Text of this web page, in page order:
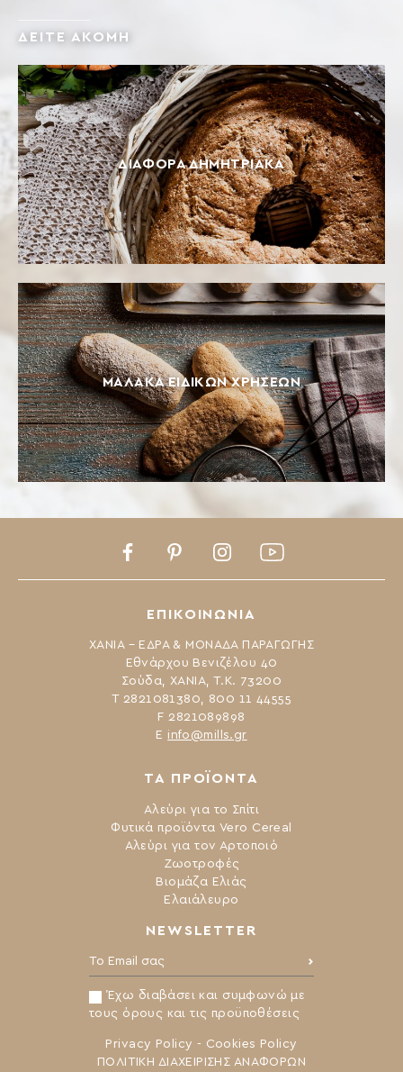
ΔΕΙΤΕ ΑΚΟΜΗ
ΔΙΆΦΟΡΑ ΔΗΜΗΤΡΙΑΚΆ
ΜΑΛΑΚΆ ΕΙΔΙΚΏΝ ΧΡΉΣΕΩΝ
NEWSLETTER
Το Email σας:
Έχω διαβάσει και συμφωνώ με
τους όρους και τις προϋποθέσεις
Privacy Policy - Cookies Policy
ΠΟΛΙΤΙΚΗ ΔΙΑΧΕΙΡΙΣΗΣ ΑΝΑΦΟΡΩΝ
ΤΑ ΠΡΟΪΟΝΤΑ
Αλεύρι για το Σπίτι
Φυτικά προϊόντα Vero Cereal
Αλεύρι για τον Αρτοποιό
Ζωοτροφές
Βιομάζα Ελιάς
Ελαιάλευρο
ΕΠΙΚΟΙΝΩΝΙΑ
ΧΑΝΙΑ – ΕΔΡΑ & ΜΟΝΑΔΑ ΠΑΡΑΓΩΓΗΣ
Εθνάρχου Βενιζέλου 40
Σούδα, ΧΑΝΙΑ, Τ.Κ. 73200
Τ 2821081380, 800 11 44555
F 2821089898
Ε info@mills.gr
FacebookPinterestInstagramYoutube